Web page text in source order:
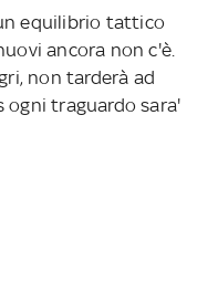
equilibrio tattico
ancora non c'è.
non tarderà ad
ogni traguardo sara'